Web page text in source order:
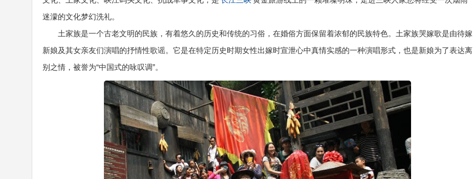
迷濛的文化梦幻洗礼。
土家族是一个古老文明的民族，有着悠久的历史和传统的习俗，在婚俗方面保留着浓郁的民族特色。土家族哭嫁歌是由待嫁
新娘及其女亲友们演唱的抒情性歌谣。它是在特定历史时期女性出嫁时宣泄心中真情实感的一种演唱形式，也是新娘为了表达离
别之情，被誉为“中国式的咏叹调”。